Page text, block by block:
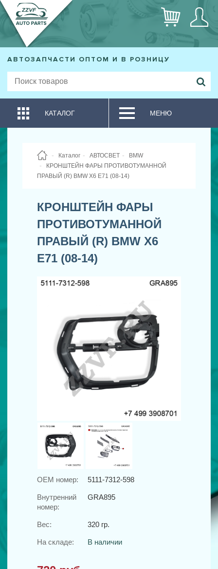
АВТОЗАПЧАСТИ ОПТОМ И В РОЗНИЦУ
КАТАЛОГ МЕНЮ
Каталог АВТОСВЕТ
BMW
КРОНШТЕЙН ФАРЫ ПРОТИВОТУМАННОЙ
ПРАВЫЙ (R) BMW X6 E71 (08-14)
КРОНШТЕЙН ФАРЫ
ПРОТИВОТУМАННОЙ
ПРАВЫЙ (R) BMW X6
E71 (08-14)
OEM номер: 5111-7312-598
Внутренний
номер:
GRA895
Вес: 320 гр.
На складе: В наличии